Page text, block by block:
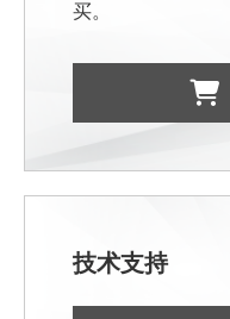
买。
技术支持